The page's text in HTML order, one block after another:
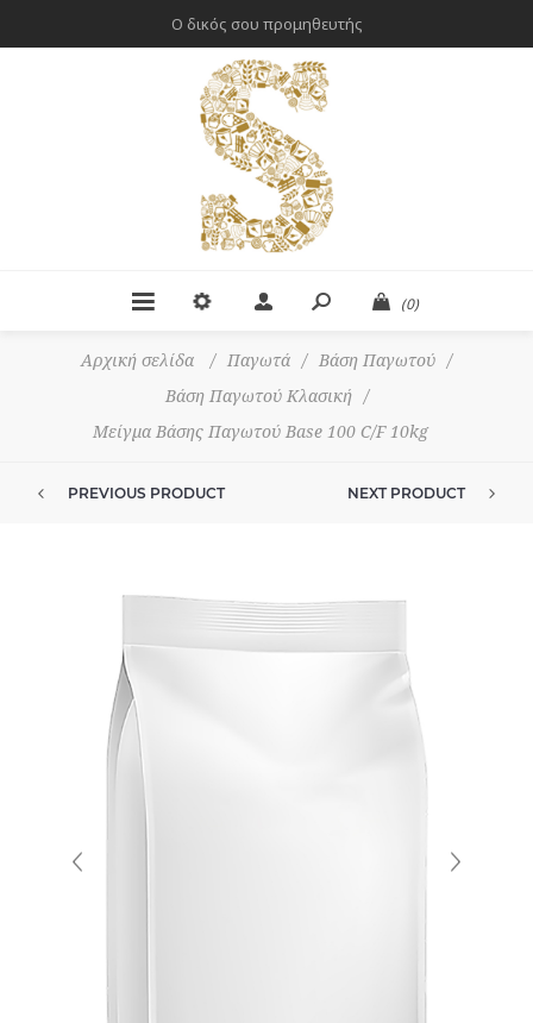
Ο δικός σου προμηθευτής
(0)
Αρχική σελίδα / Παγωτά / Βάση Παγωτού
/
Βάση Παγωτού Κλασική
/
Μείγμα Βάσης Παγωτού Base 100 C/F 10kg
PREVIOUS PRODUCT NEXT PRODUCT